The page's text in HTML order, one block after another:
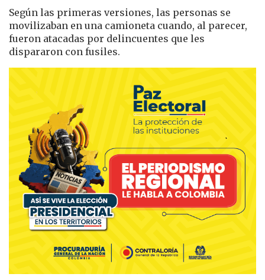
Según las primeras versiones, las personas se
movilizaban en una camioneta cuando, al parecer,
fueron atacadas por delincuentes que les
dispararon con fusiles.